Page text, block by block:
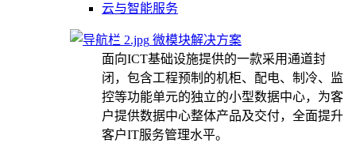
云与智能服务
微模块解决方案
面向ICT基础设施提供的一款采用通道封
闭，包含工程预制的机柜、配电、制冷、监
控等功能单元的独立的小型数据中心，为客
户提供数据中心整体产品及交付，全面提升
客户IT服务管理水平。